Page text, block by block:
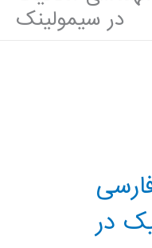
در سیمولینک
در